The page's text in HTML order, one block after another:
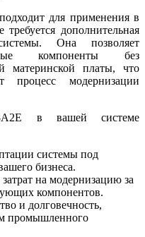
для применения в
дополнительная
Она позволяет
компоненты без
материнской платы, что
процесс модернизации
в вашей системе
системы под
бизнеса.
на модернизацию за
компонентов.
и долговечность,
промышленного